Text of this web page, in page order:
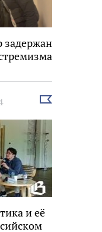
задержан
Выбрать
и её